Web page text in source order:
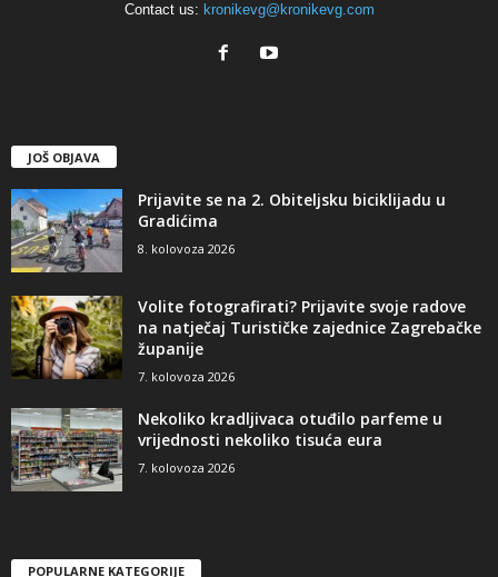
Contact us: kronikevg@kronikevg.com
JOŠ OBJAVA
Prijavite se na 2. Obiteljsku biciklijadu u
Gradićima
8. kolovoza 2026
Volite fotografirati? Prijavite svoje radove
na natječaj Turističke zajednice Zagrebačke
županije
7. kolovoza 2026
Nekoliko kradljivaca otuđilo parfeme u
vrijednosti nekoliko tisuća eura
7. kolovoza 2026
POPULARNE KATEGORIJE